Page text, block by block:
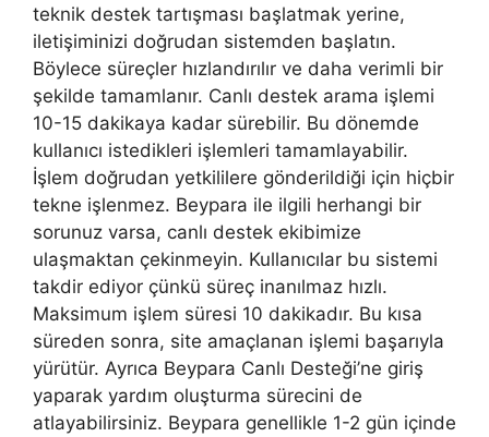
teknik destek tartışması başlatmak yerine,
iletişiminizi doğrudan sistemden başlatın.
Böylece süreçler hızlandırılır ve daha verimli bir
şekilde tamamlanır. Canlı destek arama işlemi
10-15 dakikaya kadar sürebilir. Bu dönemde
kullanıcı istedikleri işlemleri tamamlayabilir.
İşlem doğrudan yetkililere gönderildiği için hiçbir
tekne işlenmez. Beypara ile ilgili herhangi bir
sorunuz varsa, canlı destek ekibimize
ulaşmaktan çekinmeyin. Kullanıcılar bu sistemi
takdir ediyor çünkü süreç inanılmaz hızlı.
Maksimum işlem süresi 10 dakikadır. Bu kısa
süreden sonra, site amaçlanan işlemi başarıyla
yürütür. Ayrıca Beypara Canlı Desteği’ne giriş
yaparak yardım oluşturma sürecini de
atlayabilirsiniz. Beypara genellikle 1-2 gün içinde